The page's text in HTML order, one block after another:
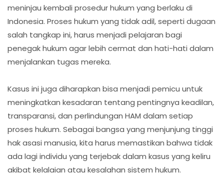
meninjau kembali prosedur hukum yang berlaku di
Indonesia. Proses hukum yang tidak adil, seperti dugaan
salah tangkap ini, harus menjadi pelajaran bagi
penegak hukum agar lebih cermat dan hati-hati dalam
menjalankan tugas mereka.
Kasus ini juga diharapkan bisa menjadi pemicu untuk
meningkatkan kesadaran tentang pentingnya keadilan,
transparansi, dan perlindungan HAM dalam setiap
proses hukum. Sebagai bangsa yang menjunjung tinggi
hak asasi manusia, kita harus memastikan bahwa tidak
ada lagi individu yang terjebak dalam kasus yang keliru
akibat kelalaian atau kesalahan sistem hukum.